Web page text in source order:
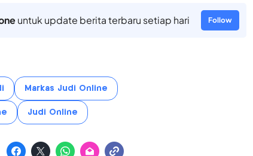
untuk update berita terbaru setiap hari Follow
Markas Judi Online
Judi Online